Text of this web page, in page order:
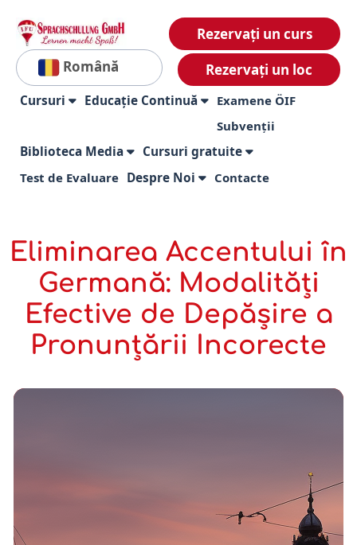
Română
Rezervați un curs
Rezervați un loc
Cursuri Educație Continuă
Examene ÖIF
Subvenții
Biblioteca Media Cursuri gratuite
Test de Evaluare Despre Noi Contacte
Eliminarea Accentului în
Germană: Modalități
Efective de Depășire a
Pronunțării Incorecte